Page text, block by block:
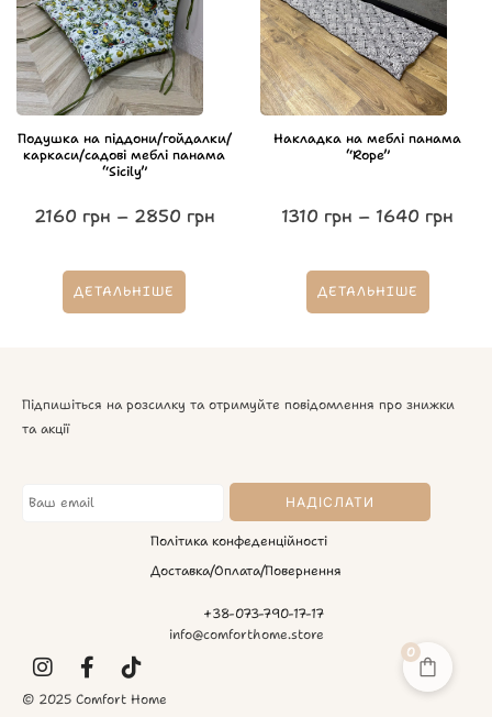
Подушка на піддони/гойдалки/
каркаси/садові меблі панама
“Sicily”
2160 грн – 2850 грн
ДЕТАЛЬНІШЕ
Накладка на меблі панама
“Rope”
1310 грн – 1640 грн
ДЕТАЛЬНІШЕ
Підпишіться на розсилку та отримуйте повідомлення про знижки
та акції
Політика конфеденційності
Доставка/Оплата/Повернення
+38-073-790-17-17
info@comforthome.store
© 2025 Comfort Home
0